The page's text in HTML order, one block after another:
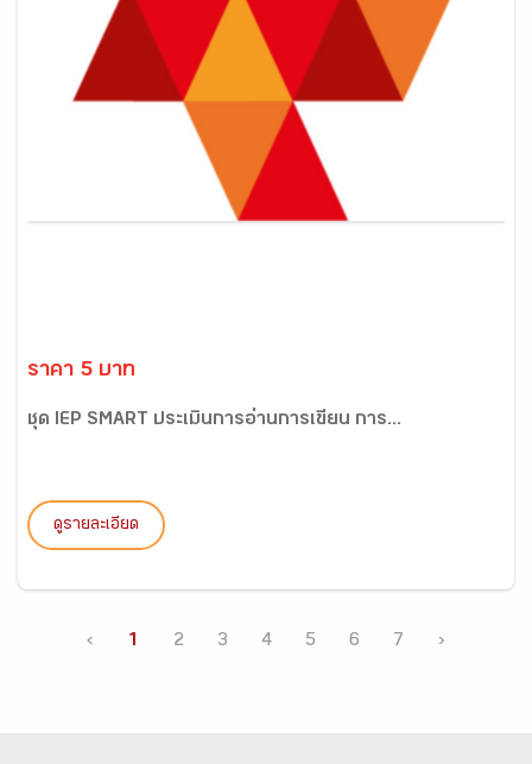
ราคา 5 บาท
ชุด IEP SMART ประเมินการอ่านการเขียน การ...
ดูรายละเอียด
‹ 1 2 3 4 5 6 7 ›